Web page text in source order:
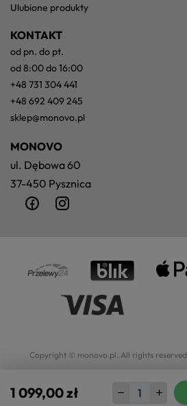
1 099,00 zł
ulubione produkty
MONOVO
ul. Dębowa 60
37-450 Pysznica
KONTAKT
od pn. do pt.
od 8:00 do 16:00
+48 731 304 441
+48 692 409 245
sklep@monovo.pl
Copyright © monovo.pl. All rights reserved.